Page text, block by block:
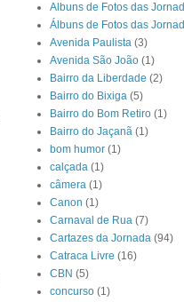
Albuns de Fotos das
Álbuns de Fotos das
Avenida Paulista (3)
Avenida São João (1)
Bairro da Liberdade (2)
Bairro do Bixiga (5)
Bairro do Bom Retiro (1)
Bairro do Jaçanã (1)
bom humor (1)
calçada (1)
câmera (1)
Canon (1)
Carnaval de Rua (7)
Cartazes da Jornada (94)
Catraca Livre (16)
CBN (5)
concurso (1)